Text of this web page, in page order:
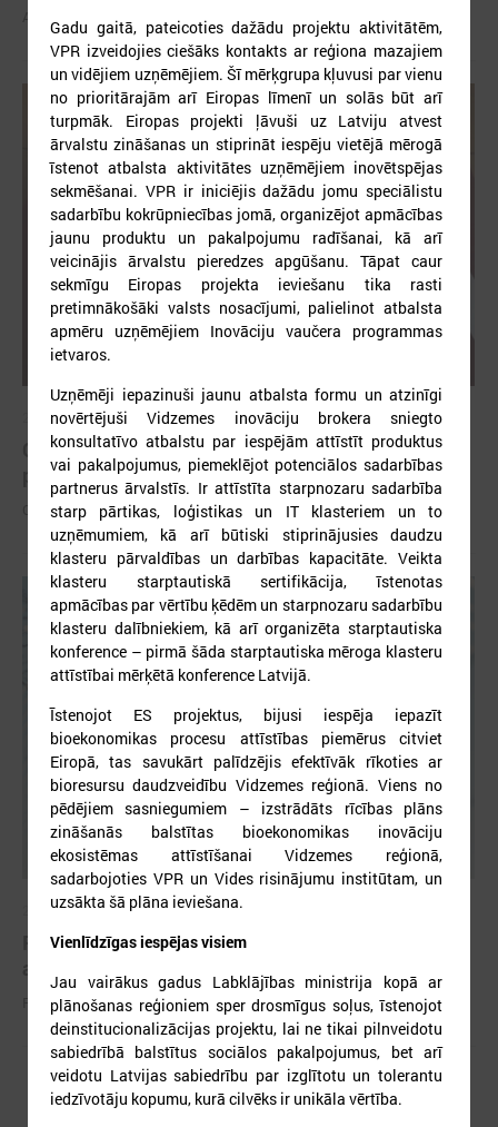
Aicina pašvaldības pieteikties mācībām "Drošība sākas ar Tevi!"
2026. gada 26. maijs
Cildināti “Talkas cilts balvas” uzvarētāji un
pašvaldību koordinatori
Cildināti “Talkas cilts balvas” uzvarētāji un pašvaldību koordinatori
2026. gada 25. maijs
Pieejamas rīcības vadlīnijas institūcijām šūnu
apraides gadījumā
Pieejamas rīcības vadlīnijas institūcijām šūnu apraides gadījumā
Gadu gaitā, pateicoties dažādu projektu aktivitātēm,
VPR izveidojies ciešāks kontakts ar reģiona mazajiem
un vidējiem uzņēmējiem. Šī mērķgrupa kļuvusi par vienu
no prioritārajām arī Eiropas līmenī un solās būt arī
turpmāk. Eiropas projekti ļāvuši uz Latviju atvest
ārvalstu zināšanas un stiprināt iespēju vietējā mērogā
īstenot atbalsta aktivitātes uzņēmējiem inovētspējas
sekmēšanai. VPR ir iniciējis dažādu jomu speciālistu
sadarbību kokrūpniecības jomā, organizējot apmācības
jaunu produktu un pakalpojumu radīšanai, kā arī
veicinājis ārvalstu pieredzes apgūšanu. Tāpat caur
sekmīgu Eiropas projekta ieviešanu tika rasti
pretimnākošāki valsts nosacījumi, palielinot atbalsta
apmēru uzņēmējiem Inovāciju vaučera programmas
ietvaros.
Uzņēmēji iepazinuši jaunu atbalsta formu un atzinīgi
novērtējuši Vidzemes inovāciju brokera sniegto
konsultatīvo atbalstu par iespējām attīstīt produktus
vai pakalpojumus, piemeklējot potenciālos sadarbības
partnerus ārvalstīs. Ir attīstīta starpnozaru sadarbība
starp pārtikas, loģistikas un IT klasteriem un to
uzņēmumiem, kā arī būtiski stiprinājusies daudzu
klasteru pārvaldības un darbības kapacitāte. Veikta
klasteru starptautiskā sertifikācija, īstenotas
apmācības par vērtību ķēdēm un starpnozaru sadarbību
klasteru dalībniekiem, kā arī organizēta starptautiska
konference – pirmā šāda starptautiska mēroga klasteru
attīstībai mērķētā konference Latvijā.
Īstenojot ES projektus, bijusi iespēja iepazīt
bioekonomikas procesu attīstības piemērus citviet
Eiropā, tas savukārt palīdzējis efektīvāk rīkoties ar
bioresursu daudzveidību Vidzemes reģionā. Viens no
pēdējiem sasniegumiem – izstrādāts rīcības plāns
zināšanās balstītas bioekonomikas inovāciju
ekosistēmas attīstīšanai Vidzemes reģionā,
sadarbojoties VPR un Vides risinājumu institūtam, un
uzsākta šā plāna ieviešana.
Vienlīdzīgas iespējas visiem
Jau vairākus gadus Labklājības ministrija kopā ar
plānošanas reģioniem sper drosmīgus soļus, īstenojot
deinstitucionalizācijas projektu, lai ne tikai pilnveidotu
sabiedrībā balstītus sociālos pakalpojumus, bet arī
veidotu Latvijas sabiedrību par izglītotu un tolerantu
iedzīvotāju kopumu, kurā cilvēks ir unikāla vērtība.